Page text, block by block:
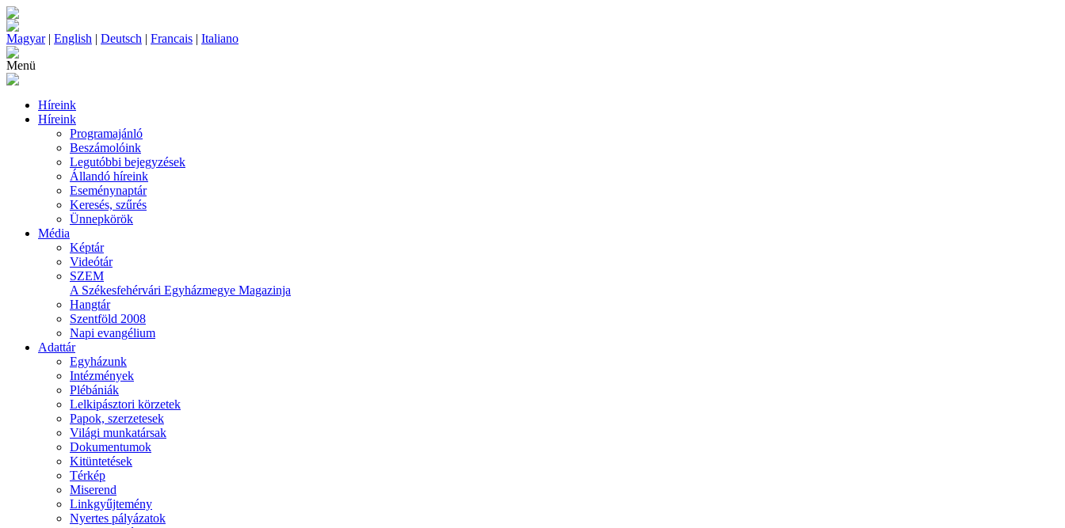
Magyar| English | Deutsch | Francais | Italiano
Menü
Híreink
Híreink
Programajánló
Beszámolóink
Legutóbbi bejegyzések
Állandó híreink
Eseménynaptár
Keresés, szűrés
Ünnepkörök
Média
Képtár
Videótár
SZEM
A Székesfehérvári Egyházmegye Magazinja
Hangtár
Szentföld 2008
Napi evangélium
Adattár
Egyházunk
Intézmények
Plébániák
Lelkipásztori körzetek
Papok, szerzetesek
Világi munkatársak
Dokumentumok
Kitüntetések
Térkép
Miserend
Linkgyűjtemény
Nyertes pályázatok